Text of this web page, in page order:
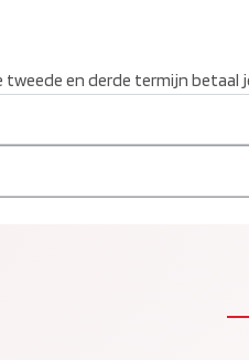
tweede en derde termijn